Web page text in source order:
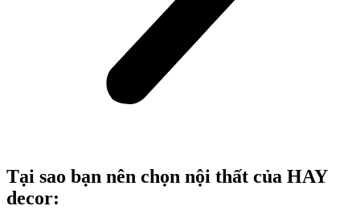
Tại sao bạn nên chọn nội thất của HAY
decor: